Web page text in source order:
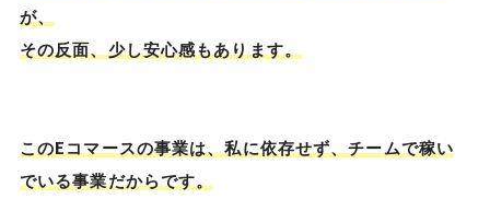
が、
その反面、少し安心感もあります。
このEコマースの事業は、私に依存せず、チームで稼い
でいる事業だからです。